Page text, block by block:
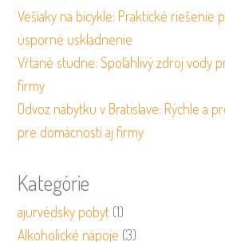
Vešiaky na bicykle: Praktické riešenie
úsporné uskladnenie
Vŕtané studne: Spoľahlivý zdroj vody
firmy
Odvoz nábytku v Bratislave: Rýchle a
pre domácnosti aj firmy
Kategórie
ajurvédsky pobyt (1)
Alkoholické nápoje (3)